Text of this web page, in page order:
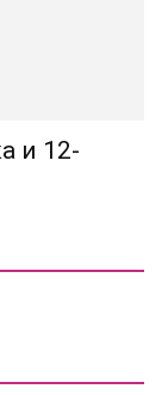
и 12-